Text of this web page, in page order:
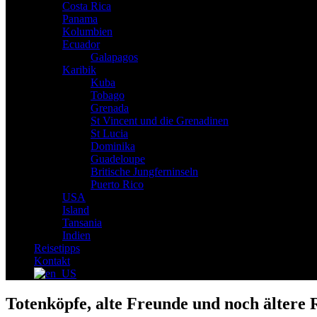
Costa Rica
Panama
Kolumbien
Ecuador
Galapagos
Karibik
Kuba
Tobago
Grenada
St Vincent und die Grenadinen
St Lucia
Dominika
Guadeloupe
Britische Jungferninseln
Puerto Rico
USA
Island
Tansania
Indien
Reisetipps
Kontakt
Totenköpfe, alte Freunde und noch ältere